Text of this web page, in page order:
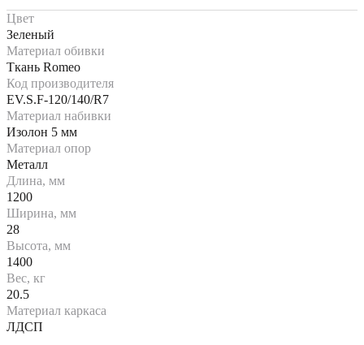
Цвет
Зеленый
Материал обивки
Ткань Romeo
Код производителя
EV.S.F-120/140/R7
Материал набивки
Изолон 5 мм
Материал опор
Металл
Длина, мм
1200
Ширина, мм
28
Высота, мм
1400
Вес, кг
20.5
Материал каркаса
ЛДСП